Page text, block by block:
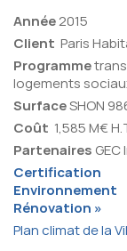
Année2015
Client Paris
Programme
logements
SurfaceSHON
Coût 1,585 M€
Partenaires
Rénovation »
Plan climat de la